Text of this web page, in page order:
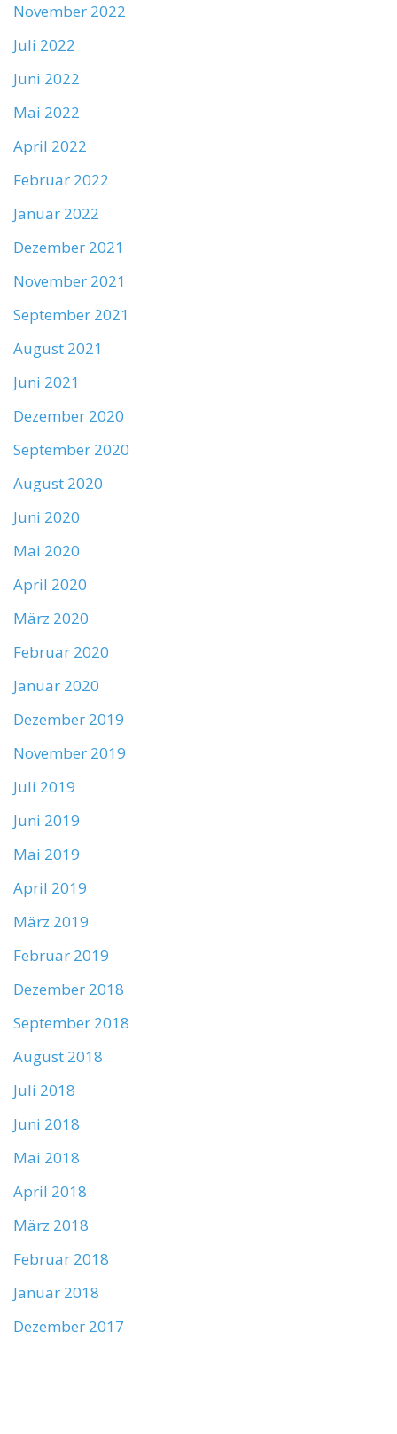
November 2022
Juli 2022
Juni 2022
Mai 2022
April 2022
Februar 2022
Januar 2022
Dezember 2021
November 2021
September 2021
August 2021
Juni 2021
Dezember 2020
September 2020
August 2020
Juni 2020
Mai 2020
April 2020
März 2020
Februar 2020
Januar 2020
Dezember 2019
November 2019
Juli 2019
Juni 2019
Mai 2019
April 2019
März 2019
Februar 2019
Dezember 2018
September 2018
August 2018
Juli 2018
Juni 2018
Mai 2018
April 2018
März 2018
Februar 2018
Januar 2018
Dezember 2017